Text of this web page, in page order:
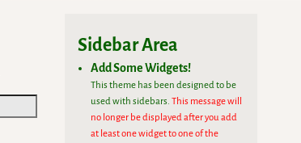
Sidebar Area
Add Some Widgets!
This theme has been designed to be
used with sidebars.This message will
no longer be displayed after you add
at least one widget to one of the